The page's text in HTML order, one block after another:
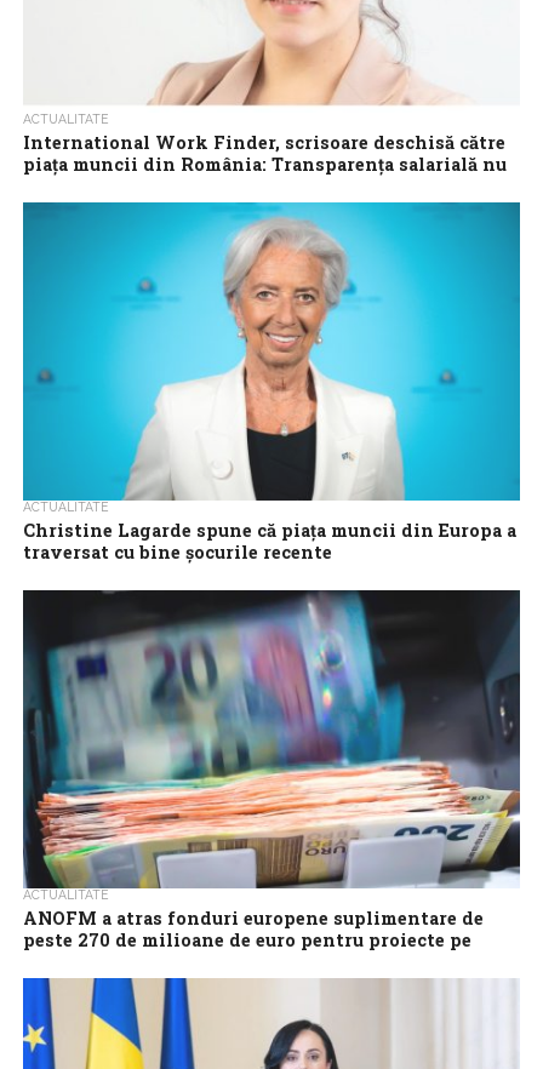
ACTUALITATE
International Work Finder, scrisoare deschisă către
piața muncii din România: Transparența salarială nu
comună
Stimați lideri de companii și profesioniști din resurse umane, În
mai puțin de un an, România va face un pas decisiv spre...
ACTUALITATE
Christine Lagarde spune că piața muncii din Europa a
traversat cu bine șocurile recente
în confruntarea cu un puternic șoc inflaționist și majorările
ACTUALITATE
ANOFM a atras fonduri europene suplimentare de
peste 270 de milioane de euro pentru proiecte pe
Agenția Națională pentru Ocuparea Forței de Muncă (ANOFM) a
atras fonduri europene nerambursabile suplimentare în valoare
de 270,355 milioane de euro pentru...